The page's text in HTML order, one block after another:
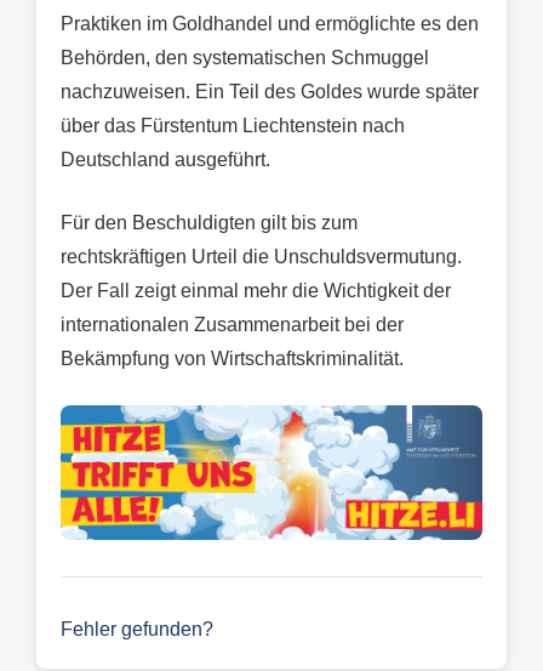
Praktiken im Goldhandel und ermöglichte es den
Behörden, den systematischen Schmuggel
nachzuweisen. Ein Teil des Goldes wurde später
über das Fürstentum Liechtenstein nach
Deutschland ausgeführt.
Für den Beschuldigten gilt bis zum
rechtskräftigen Urteil die Unschuldsvermutung.
Der Fall zeigt einmal mehr die Wichtigkeit der
internationalen Zusammenarbeit bei der
Bekämpfung von Wirtschaftskriminalität.
Fehler gefunden?